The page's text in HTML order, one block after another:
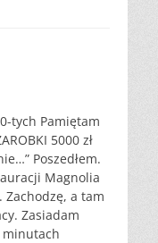
tych Pamiętam
5000 zł
Poszedłem.
Magnolia
Zachodzę, a tam
Zasiadam
minutach